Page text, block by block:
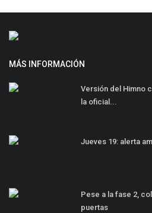
MÁS INFORMACIÓN
Versión del Himno
la oficial...
Jueves 19: alerta
Pese a la fase 2,
puertas